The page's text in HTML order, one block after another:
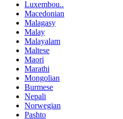
Luxembou..
Macedonian
Malagasy
Malay
Malayalam
Maltese
Maori
Marathi
Mongolian
Burmese
Nepali
Norwegian
Pashto